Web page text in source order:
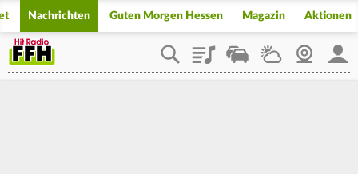
Nachrichten Guten Morgen Hessen Magazin Aktionen
PlaylistStaupilotWetterWebcam